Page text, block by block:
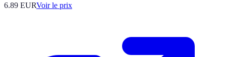
6.89 EURVoir le prix